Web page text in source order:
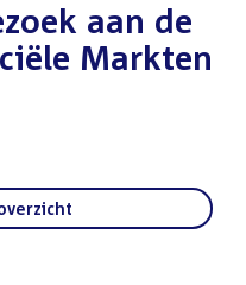
aan de
Markten